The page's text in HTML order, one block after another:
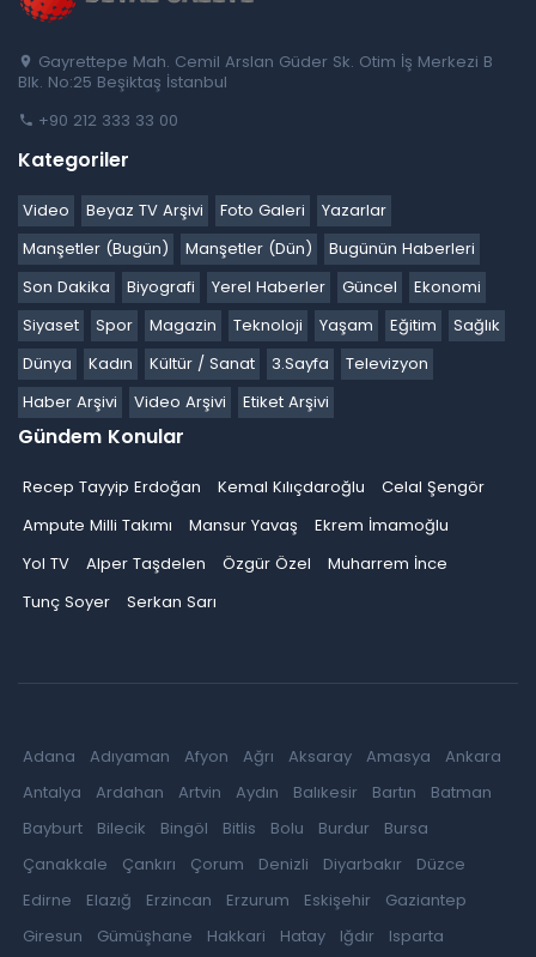
Gayrettepe Mah. Cemil Arslan Güder Sk. Otim İş Merkezi B
Blk. No:25 Beşiktaş İstanbul
+90 212 333 33 00
Kategoriler
Video Beyaz TV Arşivi Foto Galeri
Yazarlar
Manşetler (Bugün)
Manşetler (Dün)
Bugünün Haberleri
Son Dakika
Biyografi Yerel Haberler Güncel
Ekonomi
Siyaset
Spor Magazin Teknoloji Yaşam Eğitim
Sağlık
Dünya
Kadın Kültür / Sanat 3.Sayfa
Televizyon
Haber Arşivi
Video Arşivi Etiket Arşivi
Gündem Konular
Recep Tayyip Erdoğan Kemal Kılıçdaroğlu
Celal Şengör
Ampute Milli Takımı
Mansur Yavaş
Ekrem İmamoğlu
Yol TV
Alper Taşdelen Özgür Özel
Muharrem İnce
Tunç Soyer
Serkan Sarı
Adana Adıyaman Afyon Ağrı Aksaray Amasya
Ankara
Antalya
Ardahan Artvin Aydın Balıkesir Bartın
Batman
Bayburt
Bilecik Bingöl Bitlis Bolu Burdur
Bursa
Çanakkale
Çankırı Çorum Denizli Diyarbakır
Düzce
Edirne
Elazığ Erzincan Erzurum Eskişehir
Gaziantep
Giresun
Gümüşhane Hakkari Hatay Iğdır
Isparta